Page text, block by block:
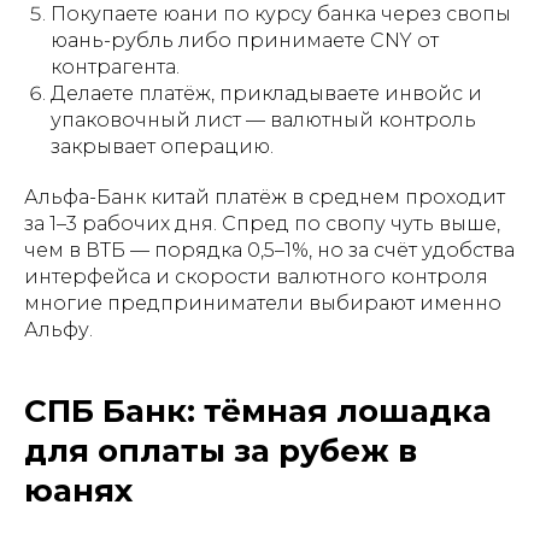
Покупаете юани по курсу банка через свопы
юань-рубль либо принимаете CNY от
контрагента.
Делаете платёж, прикладываете инвойс и
упаковочный лист — валютный контроль
закрывает операцию.
Альфа-Банк китай платёж в среднем проходит
за 1–3 рабочих дня. Спред по свопу чуть выше,
чем в ВТБ — порядка 0,5–1%, но за счёт удобства
интерфейса и скорости валютного контроля
многие предприниматели выбирают именно
Альфу.
СПБ Банк: тёмная лошадка
для оплаты за рубеж в
юанях